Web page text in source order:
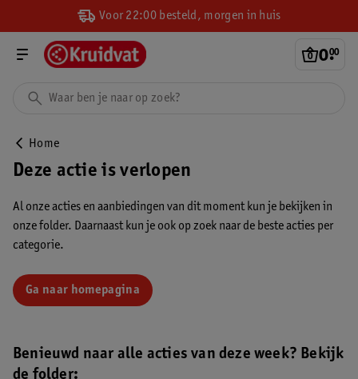
Voor 22:00 besteld, morgen in huis
0.
00
Home
Deze actie is verlopen
Al onze acties en aanbiedingen van dit moment kun je bekijken in
onze folder. Daarnaast kun je ook op zoek naar de beste acties per
categorie.
Ga naar homepagina
Benieuwd naar alle acties van deze week? Bekijk
de folder: